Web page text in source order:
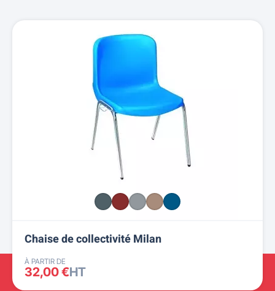
Chaise de collectivité Milan
À PARTIR DE
32,00 €HT